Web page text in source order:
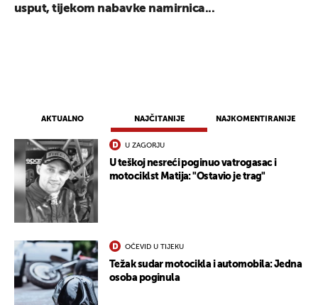
AKTUALNO NAJČITANIJE NAJKOMENTIRANIJE
U ZAGORJU
U teškoj nesreći poginuo vatrogasac i
motociklst Matija: "Ostavio je trag"
OČEVID U TIJEKU
Težak sudar motocikla i automobila: Jedna
osoba poginula
usput, tijekom nabavke namirnica...